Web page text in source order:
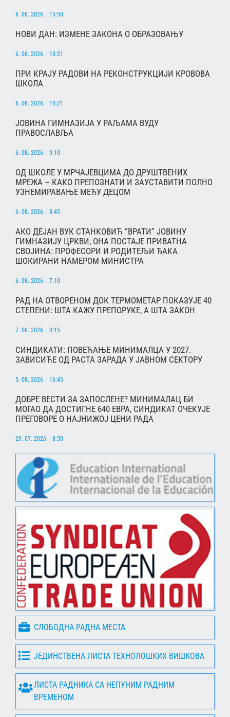
6. 08. 2026. | 15:50
НОВИ ДАН: ИЗМЕНЕ ЗАКОНА О ОБРАЗОВАЊУ
6. 08. 2026. | 10:21
ПРИ КРАЈУ РАДОВИ НА РЕКОНСТРУКЦИЈИ КРОВОВА
ШКОЛА
6. 08. 2026. | 10:21
ЈОВИНА ГИМНАЗИЈА У РАЉАМА ВУДУ
ПРАВОСЛАВЉА
6. 08. 2026. | 9:10
ОД ШКОЛЕ У МРЧАЈЕВЦИМА ДО ДРУШТВЕНИХ
МРЕЖА – КАКО ПРЕПОЗНАТИ И ЗАУСТАВИТИ ПОЛНО
УЗНЕМИРАВАЊЕ МЕЂУ ДЕЦОМ
6. 08. 2026. | 8:45
АКО ДЕЈАН ВУК СТАНКОВИЋ “ВРАТИ” ЈОВИНУ
ГИМНАЗИЈУ ЦРКВИ, ОНА ПОСТАЈЕ ПРИВАТНА
СВОЈИНА: ПРОФЕСОРИ И РОДИТЕЉИ ЂАКА
ШОКИРАНИ НАМЕРОМ МИНИСТРА
6. 08. 2026. | 7:10
РАД НА ОТВОРЕНОМ ДОК ТЕРМОМЕТАР ПОКАЗУЈЕ 40
СТЕПЕНИ: ШТА КАЖУ ПРЕПОРУКЕ, А ШТА ЗАКОН
7. 08. 2026. | 0:15
СИНДИКАТИ: ПОВЕЋАЊЕ МИНИМАЛЦА У 2027.
ЗАВИСИЋЕ ОД РАСТА ЗАРАДА У ЈАВНОМ СЕКТОРУ
5. 08. 2026. | 16:45
ДОБРЕ ВЕСТИ ЗА ЗАПОСЛЕНЕ? МИНИМАЛАЦ БИ
МОГАО ДА ДОСТИГНЕ 640 ЕВРА, СИНДИКАТ ОЧЕКУЈЕ
ПРЕГОВОРЕ О НАЈНИЖОЈ ЦЕНИ РАДА
29. 07. 2026. | 8:50
СЛОБОДНА РАДНА МЕСТА
ЈЕДИНСТВЕНА ЛИСТА ТЕХНОЛОШКИХ ВИШКОВА
ЛИСТА РАДНИКА СА НЕПУНИМ РАДНИМ
ВРЕМЕНОМ